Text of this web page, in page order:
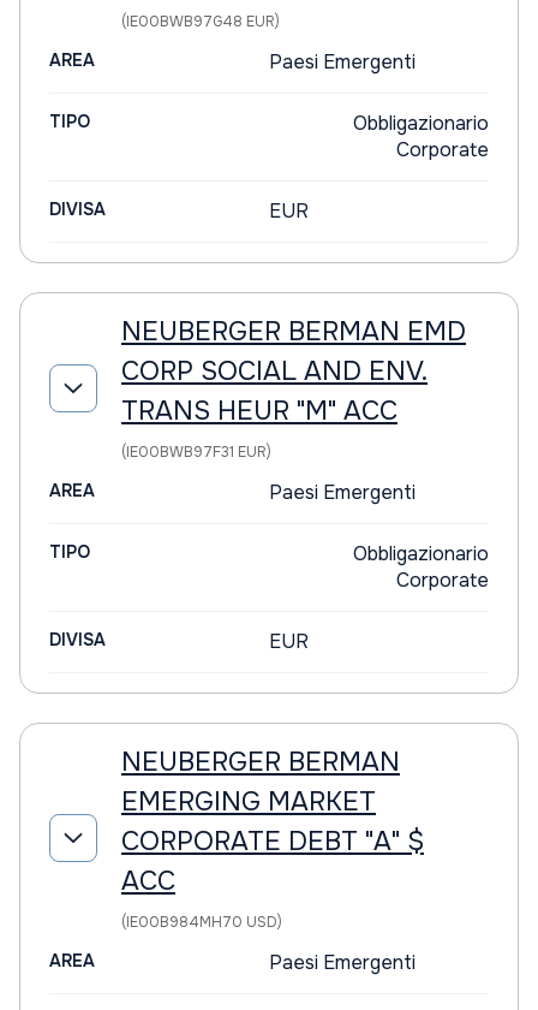
(IE00BWB97G48 EUR)
AREA Paesi Emergenti
TIPO
Obbligazionario
Corporate
DIVISA EUR
NEUBERGER BERMAN EMD
CORP SOCIAL AND ENV.
TRANS HEUR "M" ACC
(IE00BWB97F31 EUR)
AREA Paesi Emergenti
TIPO
Obbligazionario
Corporate
DIVISA EUR
NEUBERGER BERMAN
EMERGING MARKET
CORPORATE DEBT "A" $
ACC
(IE00B984MH70 USD)
AREA Paesi Emergenti